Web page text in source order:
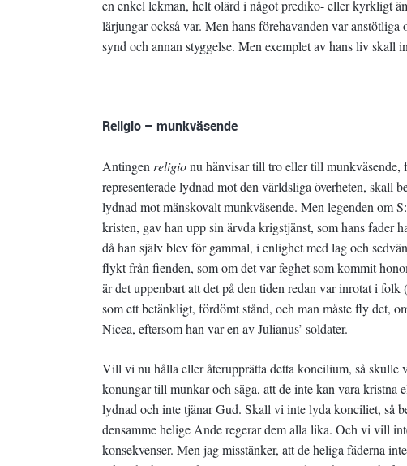
en enkel lekman, helt olärd i något prediko- eller kyrkligt
lärjungar också var. Men hans förehavanden var
synd och annan styggelse. Men exemplet av hans liv skall
Religio – munkväsende
Antingen religionu hänvisar till tro eller till munkväsende,
representerade lydnad mot den världsliga överheten, skall
lydnad mot mänskovalt munkväsende. Men legenden om
kristen, gav han upp sin ärvda krigstjänst, som hans fader
då han själv blev för gammal, i enlighet med lag och
flykt från fienden, som om det var feghet som kommit
är det uppenbart att det på den tiden redan var inrotat i
som ett betänkligt, fördömt stånd, och man måste fly det,
Nicea, eftersom han var en av Julianus’ soldater.
Vill vi nu hålla eller återupprätta detta koncilium, så
konungar till munkar och säga, att de inte kan vara kristna
lydnad och inte tjänar Gud. Skall vi inte lyda konciliet, så
densamme helige Ande regerar dem alla lika. Och vi vill
konsekvenser. Men jag misstänker, att de heliga fäderna